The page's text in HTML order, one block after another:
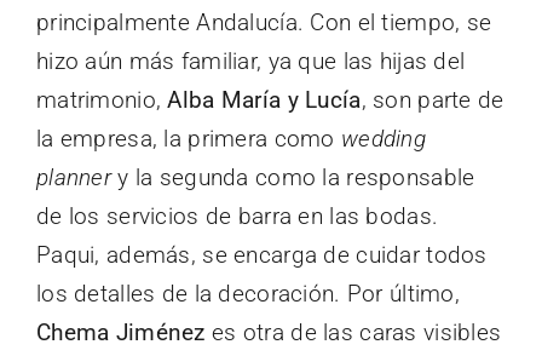
principalmente Andalucía. Con el tiempo, se
hizo aún más familiar, ya que las hijas del
matrimonio,Alba María y Lucía, son parte de
la empresa, la primera como wedding
plannery la segunda como la responsable
de los servicios de barra en las bodas.
Paqui, además, se encarga de cuidar todos
los detalles de la decoración. Por último,
Chema Jiménez es otra de las caras visibles